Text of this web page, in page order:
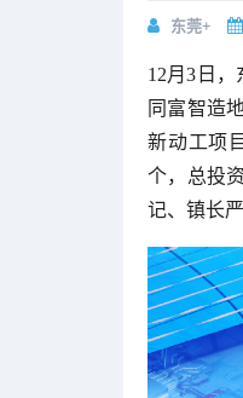
东莞+
12月3日
同富智造
新动工项
个，总投
记、镇长